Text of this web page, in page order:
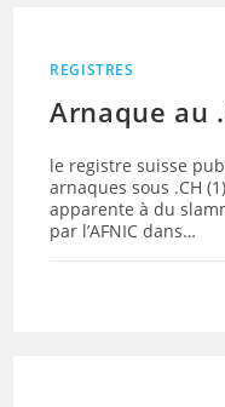
REGISTRES
Arnaque au
le registre suisse
arnaques sous .CH
apparente à du
par l’AFNIC dans…